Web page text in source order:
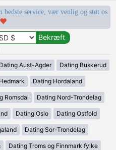
service, vær venlig og støt os
Dating Aust-Agder Dating Buskerud
Dating Hordaland
Romsdal Dating Nord-Trondelag
Dating Oslo Dating Ostfold
Dating Sor-Trondelag
Dating Troms og Finnmark fylke